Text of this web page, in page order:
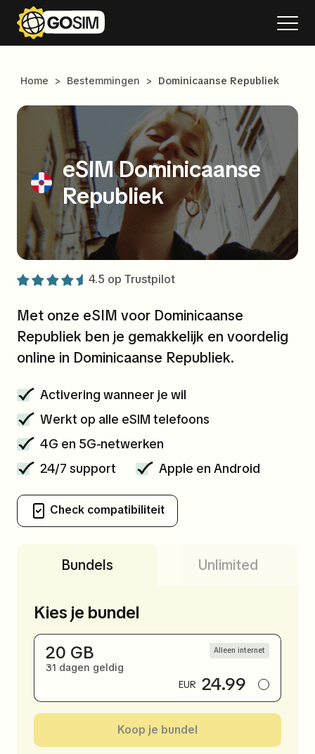
Home > Bestemmingen > Dominicaanse Republiek
eSIM Dominicaanse
Republiek
4.5 op Trustpilot
Met onze eSIM voor Dominicaanse
Republiek ben je gemakkelijk en voordelig
online in Dominicaanse Republiek.
Activering wanneer je wil
Werkt op alle eSIM telefoons
4G en 5G-netwerken
24/7 support
Apple en Android
Check compatibiliteit
Bundels Unlimited
Kies je bundel
20 GB
31 dagen geldig
Alleen internet
EUR 24.99
Koop je bundel